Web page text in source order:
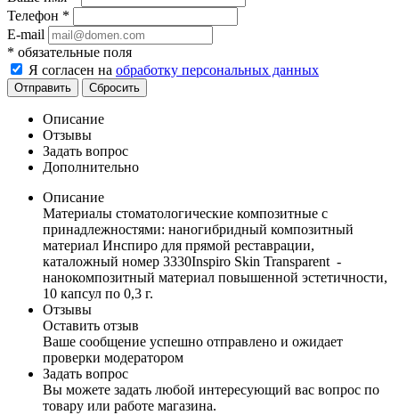
Телефон *
E-mail
* обязательные поля
Я согласен на обработку персональных данных
Отправить Сбросить
Описание
Отзывы
Задать вопрос
Дополнительно
Описание
Материалы стоматологические композитные с
принадлежностями: наногибридный композитный
материал Инспиро для прямой реставрации,
каталожный номер 3330Inspiro Skin Transparent -
нанокомпозитный материал повышенной эстетичности,
10 капсул по 0,3 г.
Отзывы
Оставить отзыв
Ваше сообщение успешно отправлено и ожидает
проверки модератором
Задать вопрос
Вы можете задать любой интересующий вас вопрос по
товару или работе магазина.